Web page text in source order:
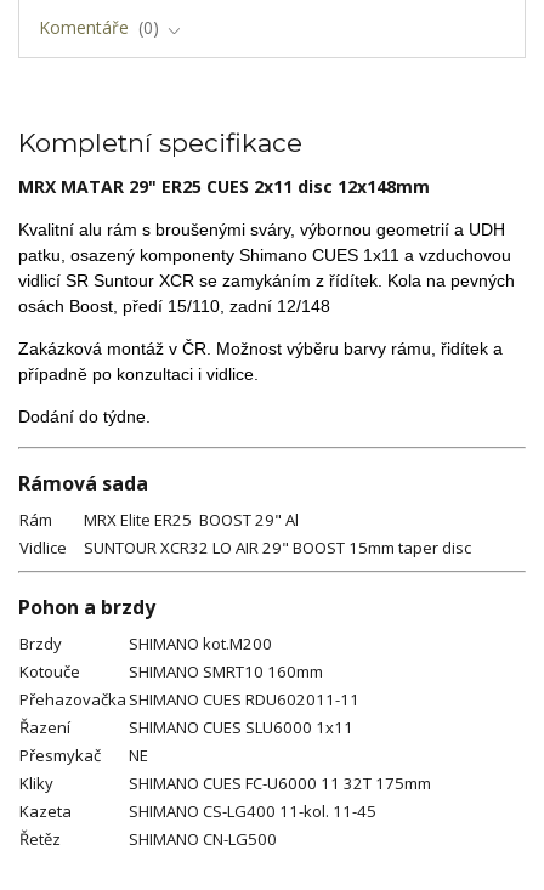
Komentáře
0
Kompletní specifikace
MRX MATAR 29" ER25 CUES 2x11 disc 12x148mm
Kvalitní alu rám s broušenými sváry, výbornou geometrií a UDH
patku, osazený komponenty Shimano CUES 1x11 a vzduchovou
vidlicí SR Suntour XCR se zamykáním z řídítek. Kola na pevných
osách Boost, předí 15/110, zadní 12/148
Zakázková montáž v ČR. Možnost výběru barvy rámu, řidítek a
případně po konzultaci i vidlice.
Dodání do týdne.
Rámová sada
Rám
MRX Elite ER25 BOOST 29" Al
Vidlice
SUNTOUR XCR32 LO AIR 29" BOOST 15mm taper disc
Pohon a brzdy
Brzdy
SHIMANO kot.M200
Kotouče
SHIMANO SMRT10 160mm
Přehazovačka SHIMANO CUES RDU602011-11
Řazení
SHIMANO CUES SLU6000 1x11
Přesmykač
NE
Kliky
SHIMANO CUES FC-U6000 11 32T 175mm
Kazeta
SHIMANO CS-LG400 11-kol. 11-45
Řetěz
SHIMANO CN-LG500